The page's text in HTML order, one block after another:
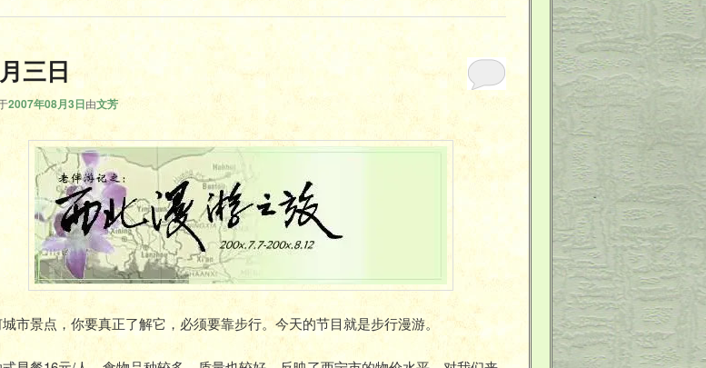
三日
2007年08月3日由文芳
市景点，你要真正了解它，必须要靠步行。今天的节目就是步行漫游。